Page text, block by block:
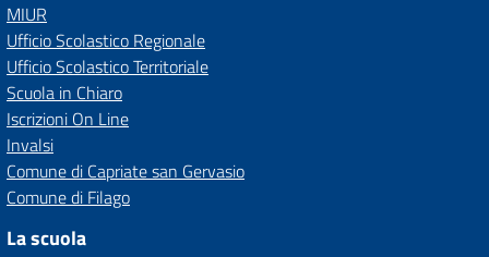
MIUR
Ufficio Scolastico Regionale
Ufficio Scolastico Territoriale
Scuola in Chiaro
Iscrizioni On Line
Invalsi
Comune di Capriate san Gervasio
Comune di Filago
La scuola